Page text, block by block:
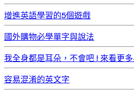
增進英語學習的5個遊戲
國外購物必學單字與說法
我全身都是耳朵，不會吧 ! 來看更
容易混淆的英文字